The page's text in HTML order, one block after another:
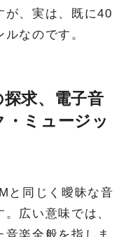
が、実は、既に40
なのです。
求、電子音
ミュージッ
と同じく曖昧な音
広い意味では、